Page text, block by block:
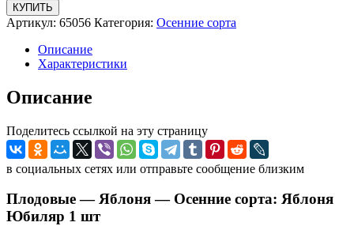
КУПИТЬ
Артикул: 65056 Категория: Осенние сорта
Описание
Характеристики
Описание
Поделитесь ссылкой на эту страницу
в социальных сетях или отправьте сообщение близким
Плодовые — Яблоня — Осенние сорта: Яблоня
Юбиляр 1 шт